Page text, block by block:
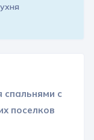
с
поселков